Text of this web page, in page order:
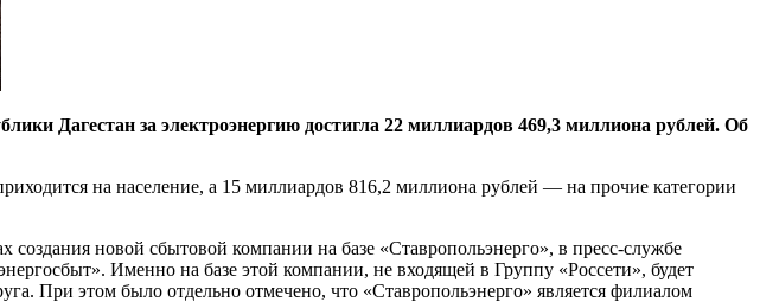
Дагестан за электроэнергию достигла 22 миллиардов 469,3 миллиона рублей. Об
на население, а 15 миллиардов 816,2 миллиона рублей — на прочие категории
новой сбытовой компании на базе «Ставропольэнерго», в пресс-службе
Именно на базе этой компании, не входящей в Группу «Россети», будет
При этом было отдельно отмечено, что «Ставропольэнерго» является филиалом